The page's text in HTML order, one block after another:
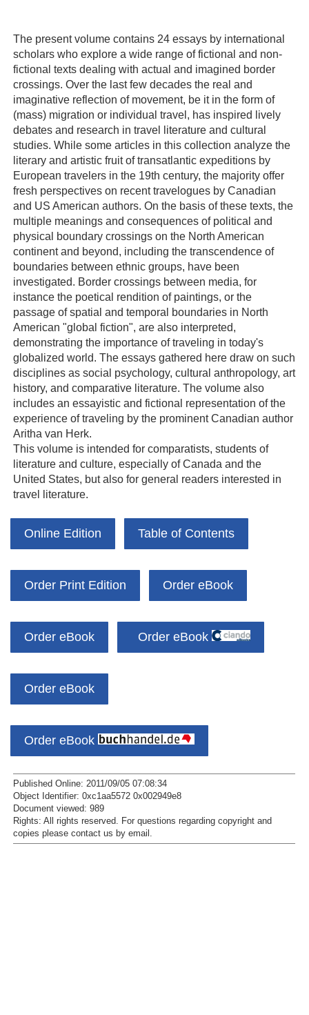
The present volume contains 24 essays by international
scholars who explore a wide range of fictional and non-
fictional texts dealing with actual and imagined border
crossings. Over the last few decades the real and
imaginative reflection of movement, be it in the form of
(mass) migration or individual travel, has inspired lively
debates and research in travel literature and cultural
studies. While some articles in this collection analyze the
literary and artistic fruit of transatlantic expeditions by
European travelers in the 19th century, the majority offer
fresh perspectives on recent travelogues by Canadian
and US American authors. On the basis of these texts, the
multiple meanings and consequences of political and
physical boundary crossings on the North American
continent and beyond, including the transcendence of
boundaries between ethnic groups, have been
investigated. Border crossings between media, for
instance the poetical rendition of paintings, or the
passage of spatial and temporal boundaries in North
American "global fiction", are also interpreted,
demonstrating the importance of traveling in today's
globalized world. The essays gathered here draw on such
disciplines as social psychology, cultural anthropology, art
history, and comparative literature. The volume also
includes an essayistic and fictional representation of the
experience of traveling by the prominent Canadian author
Aritha van Herk.
This volume is intended for comparatists, students of
literature and culture, especially of Canada and the
United States, but also for general readers interested in
travel literature.
Online Edition Table of Contents
Order Print Edition Order eBook
Order eBook Order eBook
Order eBook
Order eBook
Published Online: 2011/09/05 07:08:34
Object Identifier: 0xc1aa5572 0x002949e8
Document viewed: 989
Rights: All rights reserved. For questions regarding copyright and
copies please contact us by email .